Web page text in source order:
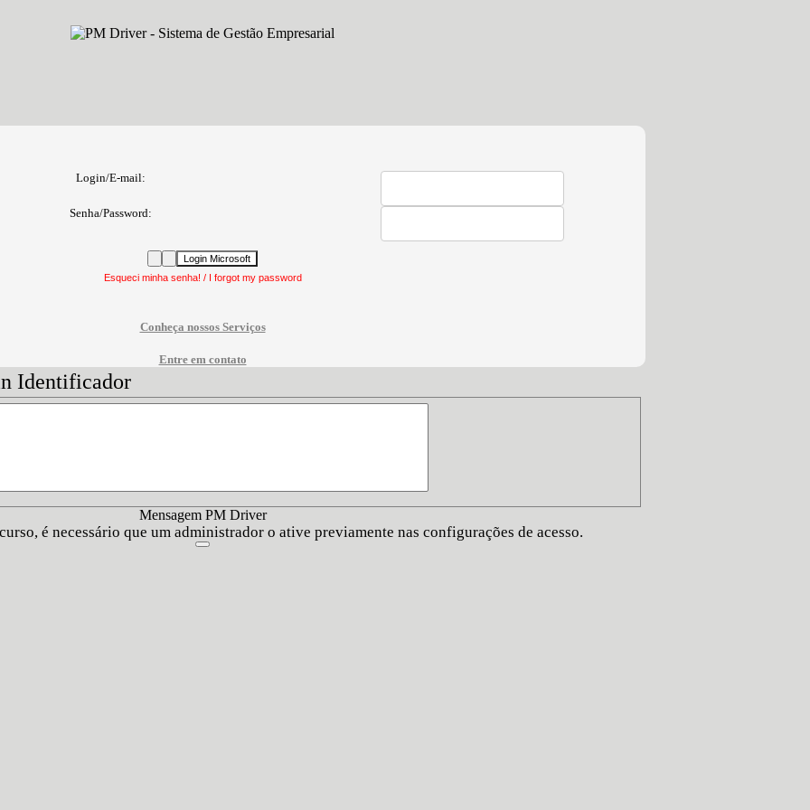
Login/E-mail:
Senha/Password:
Login Microsoft
Conheça nossos Serviços
Entre em contato
Identificador
Mensagem PM Driver
é necessário que um administrador o ative previamente nas configurações de acesso.